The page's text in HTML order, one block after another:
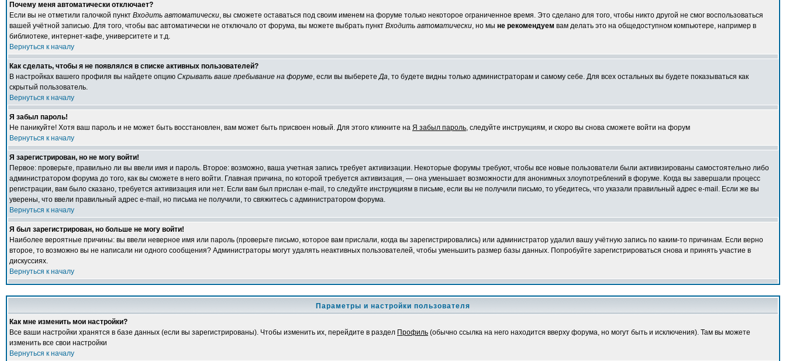
Почему меня автоматически отключает?
Если вы не отметили галочкой пункт Входить автоматически, вы сможете оставаться под своим именем на форуме только некоторое ограниченное время. Это сделано для того, чтобы никто другой не смог воспользоваться
вашей учётной записью. Для того, чтобы вас автоматически не отключало от форума, вы можете выбрать пункт Входить автоматически, но мы не рекомендуем вам делать это на общедоступном компьютере, например в
библиотеке, интернет-кафе, университете и т.д.
Вернуться к началу
Как сделать, чтобы я не появлялся в списке активных пользователей?
В настройках вашего профиля вы найдете опцию Скрывать ваше пребывание на форуме, если вы выберетеДа, то будете видны только администраторам и самому себе. Для всех остальных вы будете показываться как
скрытый пользователь.
Вернуться к началу
Я забыл пароль!
Не паникуйте! Хотя ваш пароль и не может быть восстановлен, вам может быть присвоен новый. Для этого кликните на Я забыл пароль, следуйте инструкциям, и скоро вы снова сможете войти на форум
Вернуться к началу
Я зарегистрирован, но не могу войти!
Первое: проверьте, правильно ли вы ввели имя и пароль. Второе: возможно, ваша учетная запись требует активизации. Некоторые форумы требуют, чтобы все новые пользователи были активизированы самостоятельно либо
администратором форума до того, как вы сможете в него войти. Главная причина, по которой требуется активизация, — она уменьшает возможности для анонимных злоупотреблений в форуме. Когда вы завершали процесс
регистрации, вам было сказано, требуется активизация или нет. Если вам был прислан e-mail, то следуйте инструкциям в письме, если вы не получили письмо, то убедитесь, что указали правильный адрес e-mail. Если же вы
уверены, что ввели правильный адрес e-mail, но письма не получили, то свяжитесь с администратором форума.
Вернуться к началу
Я был зарегистрирован, но больше не могу войти!
Наиболее вероятные причины: вы ввели неверное имя или пароль (проверьте письмо, которое вам прислали, когда вы зарегистрировались) или администратор удалил вашу учётную запись по каким-то причинам. Если верно
второе, то возможно вы не написали ни одного сообщения? Администраторы могут удалять неактивных пользователей, чтобы уменьшить размер базы данных. Попробуйте зарегистрироваться снова и принять участие в
дискуссиях.
Вернуться к началу
Параметры и настройки пользователя
Как мне изменить мои настройки?
Все ваши настройки хранятся в базе данных (если вы зарегистрированы). Чтобы изменить их, перейдите в раздел Профиль (обычно ссылка на него находится вверху форума, но могут быть и исключения). Там вы можете
изменить все свои настройки
Вернуться к началу